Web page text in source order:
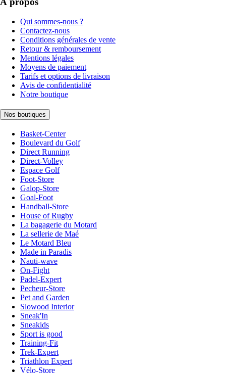
Qui sommes-nous ?
Contactez-nous
Conditions générales de vente
Retour & remboursement
Mentions légales
Moyens de paiement
Tarifs et options de livraison
Avis de confidentialité
Notre boutique
Nos boutiques
Basket-Center
Boulevard du Golf
Direct Running
Direct-Volley
Espace Golf
Foot-Store
Galop-Store
Goal-Foot
Handball-Store
House of Rugby
La bagagerie du Motard
La sellerie de Maé
Le Motard Bleu
Made in Paradis
Nauti-wave
On-Fight
Padel-Expert
Pecheur-Store
Pet and Garden
Slowood Interior
Sneak'In
Sneakids
Sport is good
Training-Fit
Trek-Expert
Triathlon Expert
Vélo-Store